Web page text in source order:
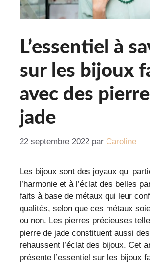
L’essentiel à
sur les bijoux
avec des
jade
22 septembre 2022 par Caroline
Les bijoux sont des joyaux qui
l’harmonie et à l’éclat des belles
faits à base de métaux qui leur
qualités, selon que ces métaux
ou non. Les pierres précieuses
pierre de jade constituent aussi
rehaussent l’éclat des bijoux. Cet
présente l’essentiel sur les bijoux